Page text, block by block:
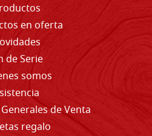
en oferta
de Serie
somos
de Venta
regalo